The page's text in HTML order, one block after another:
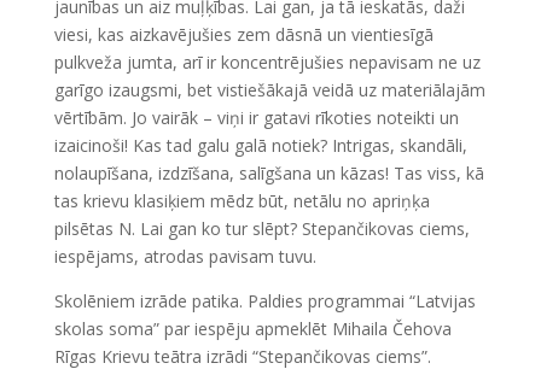
jaunības un aiz muļķības. Lai gan, ja tā ieskatās, daži
viesi, kas aizkavējušies zem dāsnā un vientiesīgā
pulkveža jumta, arī ir koncentrējušies nepavisam ne uz
garīgo izaugsmi, bet vistiešākajā veidā uz materiālajām
vērtībām. Jo vairāk – viņi ir gatavi rīkoties noteikti un
izaicinoši! Kas tad galu galā notiek? Intrigas, skandāli,
nolaupīšana, izdzīšana, salīgšana un kāzas! Tas viss, kā
tas krievu klasiķiem mēdz būt, netālu no apriņķa
pilsētas N. Lai gan ko tur slēpt? Stepančikovas ciems,
iespējams, atrodas pavisam tuvu.
Skolēniem izrāde patika. Paldies programmai “Latvijas
skolas soma” par iespēju apmeklēt Mihaila Čehova
Rīgas Krievu teātra izrādi “Stepančikovas ciems”.